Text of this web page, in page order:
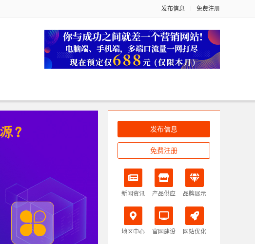
发布信息 免费注册
发布信息
免费注册
新闻资讯 产品供应 品牌展示
地区中心 官网建设 网站优化